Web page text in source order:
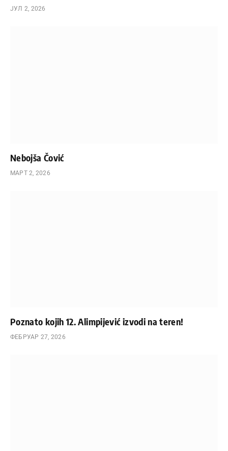
ЈУЛ 2, 2026
Nebojša Čović
МАРТ 2, 2026
Poznato kojih 12. Alimpijević izvodi na teren!
ФЕБРУАР 27, 2026